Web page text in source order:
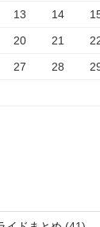
13 14
20 21
27 28